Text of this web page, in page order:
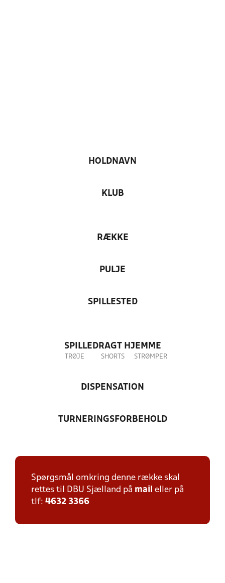
HOLDNAVN
KLUB
RÆKKE
PULJE
SPILLESTED
SPILLEDRAGT HJEMME
TRØJE SHORTS STRØMPER
DISPENSATION
TURNERINGSFORBEHOLD
Spørgsmål omkring denne række skal
rettes til DBU Sjælland på mail eller på
tlf: 4632 3366